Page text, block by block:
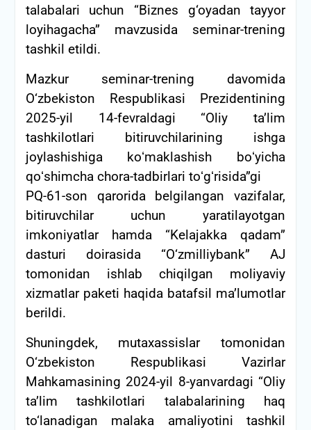
talabalari uchun “Biznes g‘oyadan tayyor
loyihagacha” mavzusida seminar-trening
tashkil etildi.
Mazkur seminar-trening davomida
O‘zbekiston Respublikasi Prezidentining
2025-yil 14-fevraldagi “Oliy taʼlim
tashkilotlari bitiruvchilarining ishga
joylashishiga koʻmaklashish boʻyicha
qoʻshimcha chora-tadbirlari toʻgʻrisida”gi
PQ-61-son qarorida belgilangan vazifalar,
bitiruvchilar uchun yaratilayotgan
imkoniyatlar hamda “Kelajakka qadam”
dasturi doirasida “O‘zmilliybank” AJ
tomonidan ishlab chiqilgan moliyaviy
xizmatlar paketi haqida batafsil maʼlumotlar
berildi.
Shuningdek, mutaxassislar tomonidan
O‘zbekiston Respublikasi Vazirlar
Mahkamasining 2024-yil 8-yanvardagi “Oliy
ta’lim tashkilotlari talabalarining haq
to‘lanadigan malaka amaliyotini tashkil